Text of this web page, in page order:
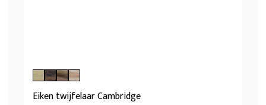
Eiken twijfelaar Cambridge